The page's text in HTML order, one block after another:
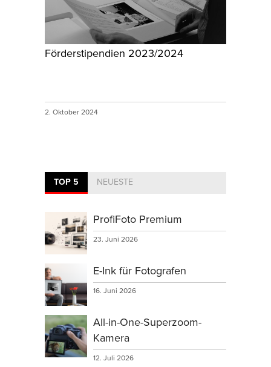
Förderstipendien 2023/2024
2. Oktober 2024
TOP 5 NEUESTE
ProfiFoto Premium
23. Juni 2026
E-Ink für Fotografen
16. Juni 2026
All-in-One-Superzoom-
Kamera
12. Juli 2026